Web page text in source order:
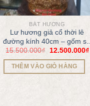
BÁT HƯƠNG
Lư hương giả cổ thời lê
đường kính 40cm – gốm sứ
bát tràng
15.500.000₫ 12.500.000₫
THÊM VÀO GIỎ HÀNG